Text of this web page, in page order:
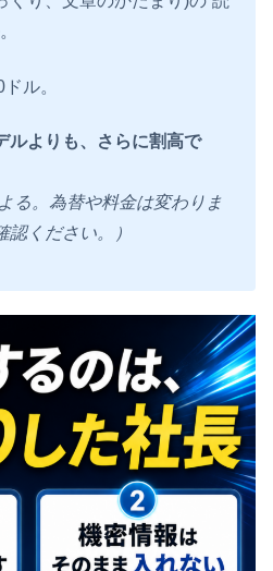
ル。
ルよりも、さらに割高で
る。為替や料金は変わりま
ください。）